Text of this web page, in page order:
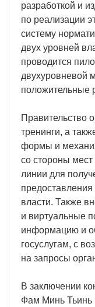
разработкой и
по реализации
систему
двух уровней
проводится
двухуровневой
положительные
Правительство
тренинги, а
формы и
со стороны
линии для
предоставления
власти. Также
и виртуальные
информацию и
госуслугам, с
на запросы
В заключении
Фам Минь Тьинь